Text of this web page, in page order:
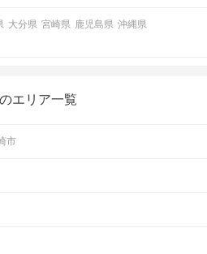
大分県 宮崎県 鹿児島県 沖縄県
エリア一覧
市